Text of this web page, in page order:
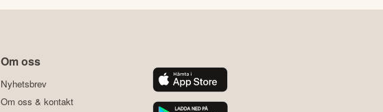
Om oss
Nyhetsbrev
Om oss & kontakt